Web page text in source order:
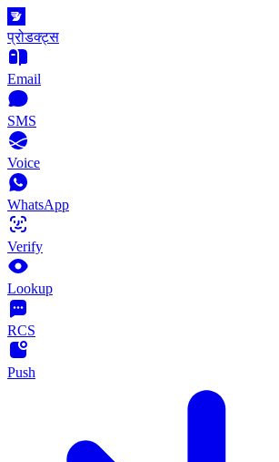
प्रोडक्ट्स
Email
SMS
Voice
WhatsApp
Verify
Lookup
RCS
Push